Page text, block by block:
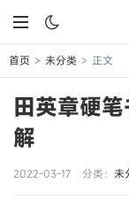
首页 > 未分类 > 正文
田英章硬
解
2022-03-17 分类： 未